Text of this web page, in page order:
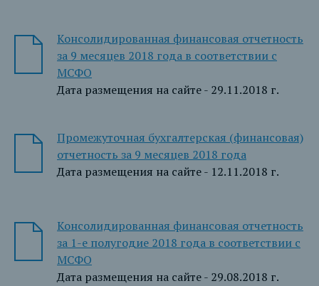
Консолидированная финансовая отчетность
за 9 месяцев 2018 года в соответствии с
МСФО
Дата размещения на сайте - 29.11.2018 г.
Промежуточная бухгалтерская (финансовая)
отчетность за 9 месяцев 2018 года
Дата размещения на сайте - 12.11.2018 г.
Консолидированная финансовая отчетность
за 1-е полугодие 2018 года в соответствии с
МСФО
Дата размещения на сайте - 29.08.2018 г.